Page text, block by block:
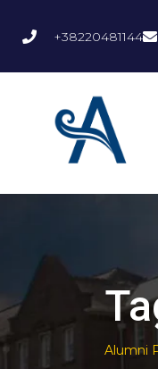
+38220481144
Alumni